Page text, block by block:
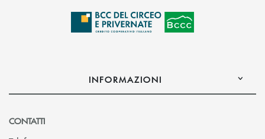
INFORMAZIONI
CONTATTI